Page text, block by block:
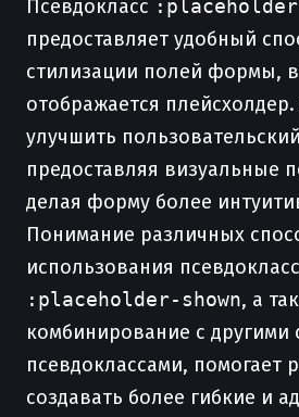
Псевдокласс
предоставляет удобный
стилизации полей формы,
отображается
улучшить
предоставляя визуальные
делая форму более
Понимание различных
использования
:placeholder-shown, а
комбинирование с другими
псевдоклассами, помогает
создавать более гибкие и